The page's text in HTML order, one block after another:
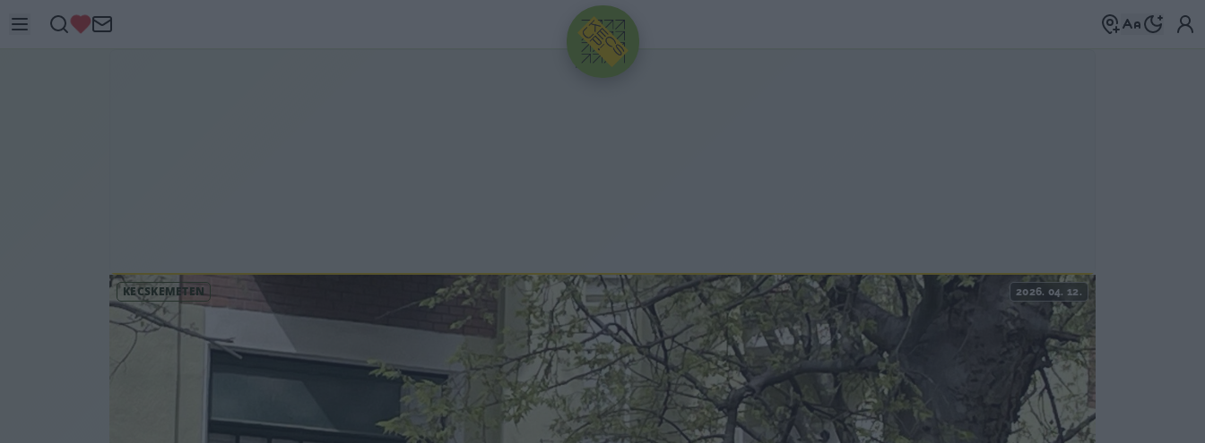
HIRDETÉS
KECSKEMÉTEN 2026. 04. 12.